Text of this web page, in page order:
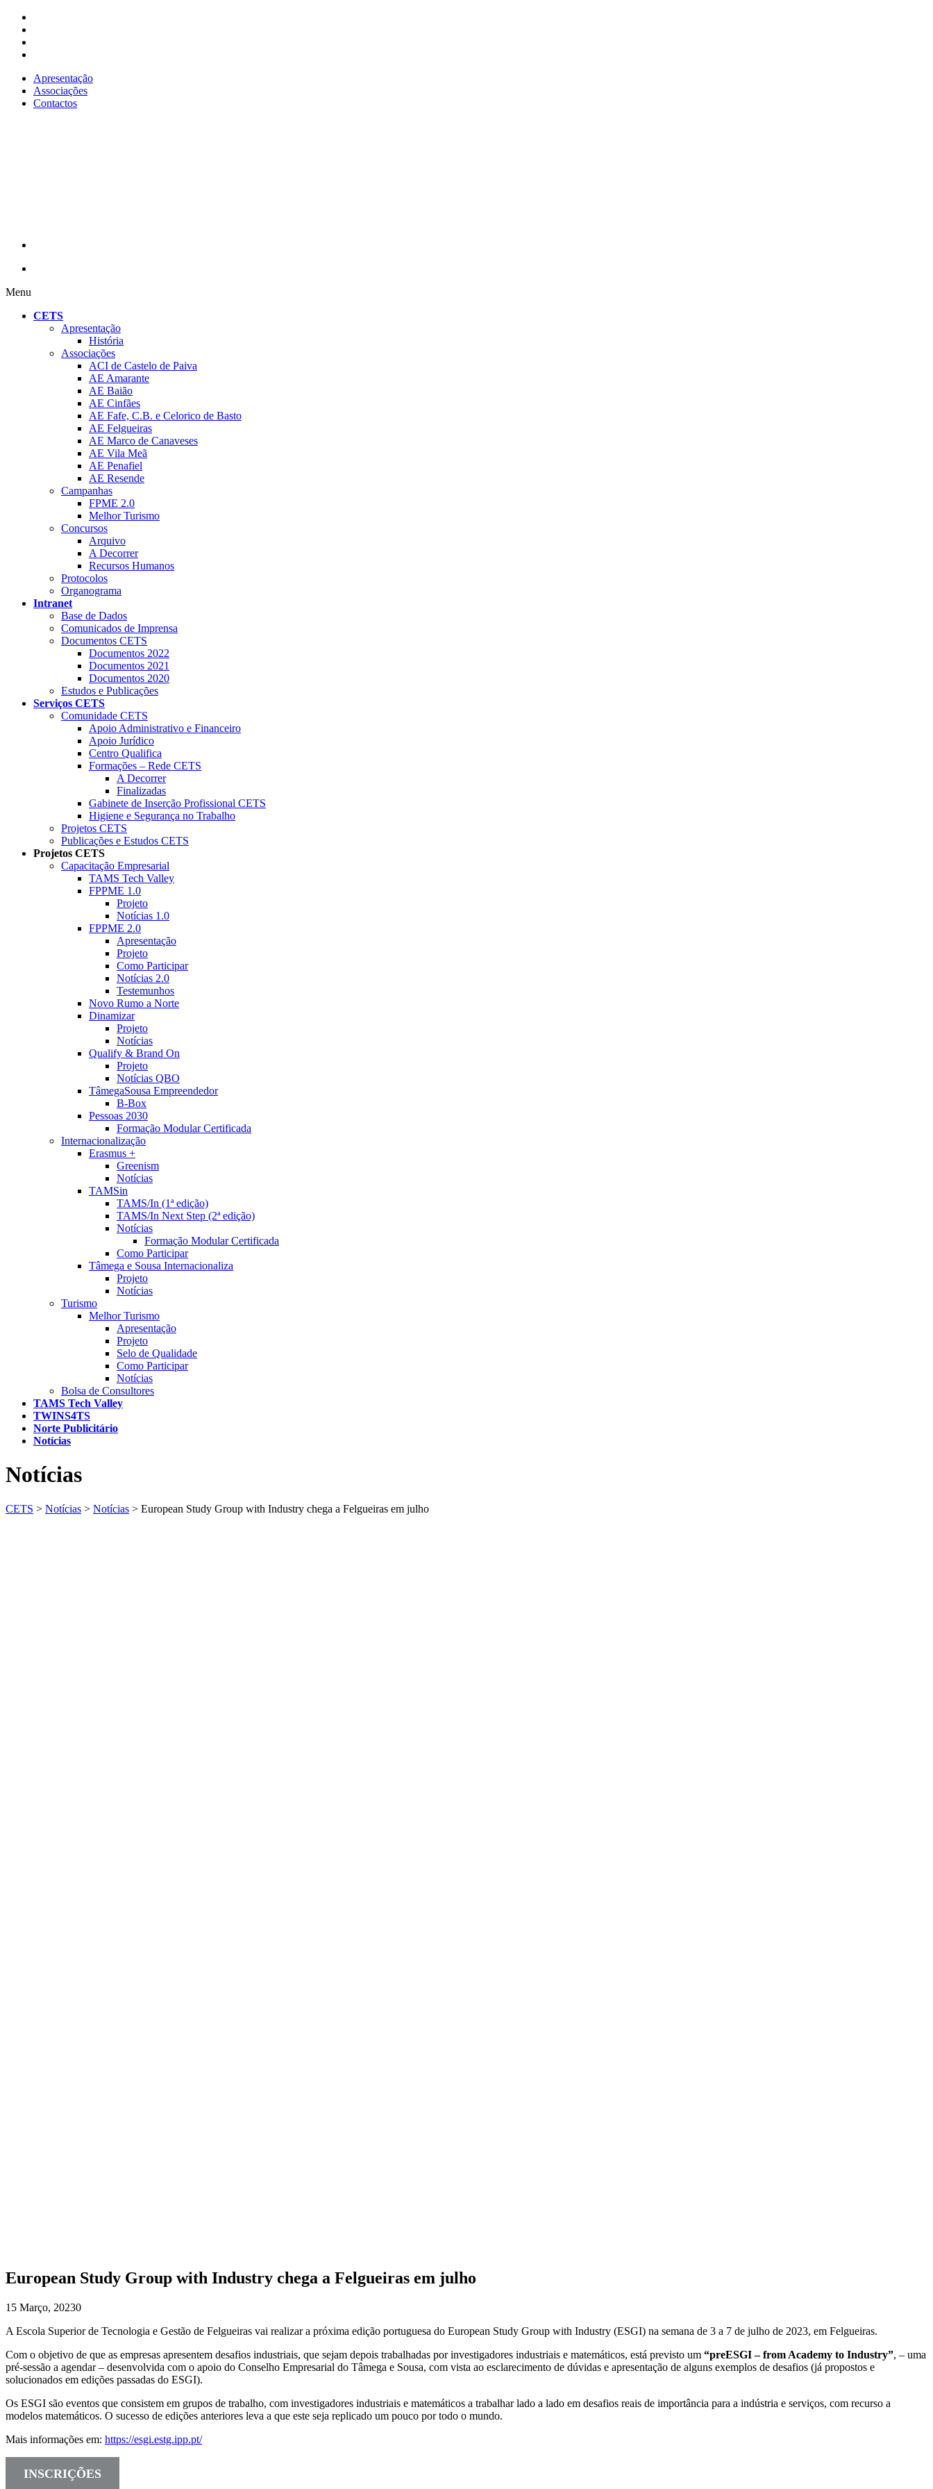
Apresentação
Associações
Contactos
Menu
CETS
Apresentação
História
Associações
ACI de Castelo de Paiva
AE Amarante
AE Baião
AE Cinfães
AE Fafe, C.B. e Celorico de Basto
AE Felgueiras
AE Marco de Canaveses
AE Vila Meã
AE Penafiel
AE Resende
Campanhas
FPME 2.0
Melhor Turismo
Concursos
Arquivo
A Decorrer
Recursos Humanos
Protocolos
Organograma
Intranet
Base de Dados
Comunicados de Imprensa
Documentos CETS
Documentos 2022
Documentos 2021
Documentos 2020
Estudos e Publicações
Serviços CETS
Comunidade CETS
Apoio Administrativo e Financeiro
Apoio Jurídico
Centro Qualifica
Formações – Rede CETS
A Decorrer
Finalizadas
Gabinete de Inserção Profissional CETS
Higiene e Segurança no Trabalho
Projetos CETS
Publicações e Estudos CETS
Projetos CETS
Capacitação Empresarial
TAMS Tech Valley
FPPME 1.0
Projeto
Notícias 1.0
FPPME 2.0
Apresentação
Projeto
Como Participar
Notícias 2.0
Testemunhos
Novo Rumo a Norte
Dinamizar
Projeto
Notícias
Qualify & Brand On
Projeto
Notícias QBO
TâmegaSousa Empreendedor
B-Box
Pessoas 2030
Formação Modular Certificada
Internacionalização
Erasmus +
Greenism
Notícias
TAMSin
TAMS/In (1ª edição)
TAMS/In Next Step (2ª edição)
Notícias
Formação Modular Certificada
Como Participar
Tâmega e Sousa Internacionaliza
Projeto
Notícias
Turismo
Melhor Turismo
Apresentação
Projeto
Selo de Qualidade
Como Participar
Notícias
Bolsa de Consultores
TAMS Tech Valley
TWINS4TS
Norte Publicitário
Notícias
Notícias
CETS > Notícias > Notícias > European Study Group with Industry chega a Felgueiras em julho
European Study Group with Industry chega a Felgueiras em julho
15 Março, 20230
A Escola Superior de Tecnologia e Gestão de Felgueiras vai realizar a próxima edição portuguesa do European Study Group with Industry (ESGI) na semana de 3 a 7 de julho de 2023, em Felgueiras.
Com o objetivo de que as empresas apresentem desafios industriais, que sejam depois trabalhadas por investigadores industriais e matemáticos, está previsto um “preESGI – from Academy to Industry”, – uma
pré-sessão a agendar – desenvolvida com o apoio do Conselho Empresarial do Tâmega e Sousa, com vista ao esclarecimento de dúvidas e apresentação de alguns exemplos de desafios (já propostos e
solucionados em edições passadas do ESGI).
Os ESGI são eventos que consistem em grupos de trabalho, com investigadores industriais e matemáticos a trabalhar lado a lado em desafios reais de importância para a indústria e serviços, com recurso a
modelos matemáticos. O sucesso de edições anteriores leva a que este seja replicado um pouco por todo o mundo.
Mais informações em: https://esgi.estg.ipp.pt/
INSCRIÇÕES